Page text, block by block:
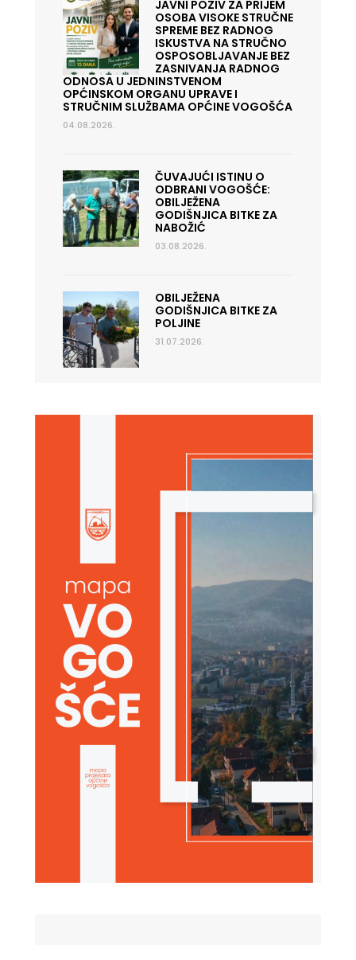
JAVNI POZIV ZA PRIJEM
OSOBA VISOKE STRUČNE
SPREME BEZ RADNOG
ISKUSTVA NA STRUČNO
OSPOSOBLJAVANJE BEZ
ZASNIVANJA RADNOG
ODNOSA U JEDNINSTVENOM
OPĆINSKOM ORGANU UPRAVE I
STRUČNIM SLUŽBAMA OPĆINE VOGOŠĆA
04.08.2026.
ČUVAJUĆI ISTINU O
ODBRANI VOGOŠĆE:
OBILJEŽENA
GODIŠNJICA BITKE ZA
NABOŽIĆ
03.08.2026.
OBILJEŽENA
GODIŠNJICA BITKE ZA
POLJINE
31.07.2026.